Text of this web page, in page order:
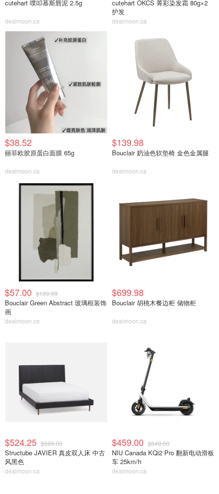
cutehart 噗叩慕斯唇泥 2.5g
dealmoon.ca
cutehart OKCS 菁彩染发霜 80g×2
护发
dealmoon.ca
$38.52
丽菲欧胶原蛋白面膜 65g
dealmoon.ca
$139.98
Bouclair 奶油色软垫椅 金色金属腿
dealmoon.ca
$57.00 $189.99
Bouclair Green Abstract 玻璃框装饰
画
dealmoon.ca
$699.98
Bouclair 胡桃木餐边柜 储物柜
dealmoon.ca
$524.25 $699.00
Structube JAVIER 真皮双人床 中古
风黑色
dealmoon.ca
$459.00 $849.00
NIU Canada KQi2 Pro 翻新电动滑板
车 25km/h
dealmoon.ca